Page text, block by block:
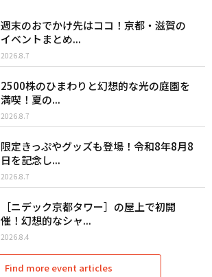
週末のおでかけ先はココ！京都・滋賀の
イベントまとめ...
2026.8.7
2500株のひまわりと幻想的な光の庭園を
満喫！夏の...
2026.8.7
限定きっぷやグッズも登場！令和8年8月8
日を記念し...
2026.8.7
［ニデック京都タワー］の屋上で初開
催！幻想的なシャ...
2026.8.4
Find more event articles